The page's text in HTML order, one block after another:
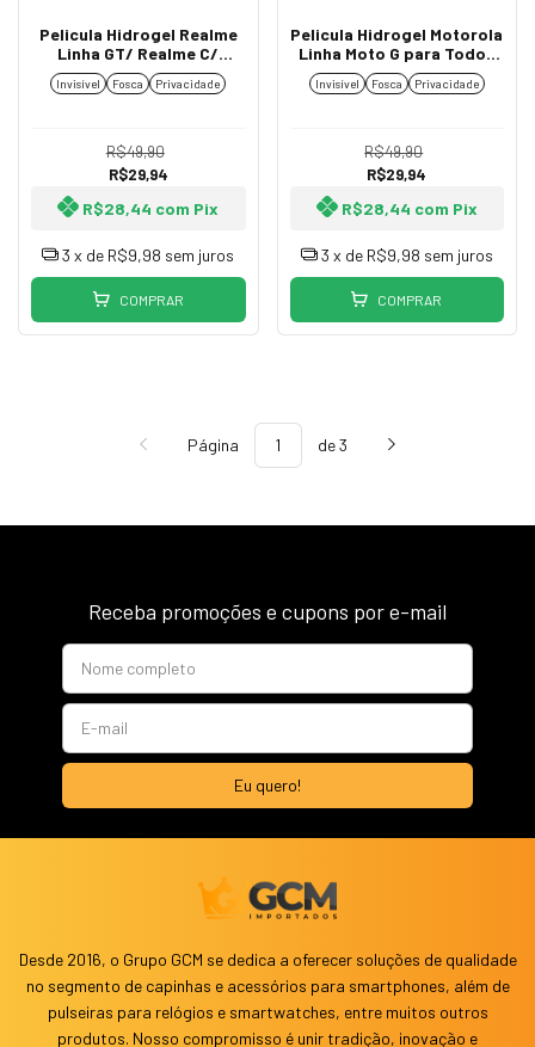
Pelicula Hidrogel Realme
Linha GT/ Realme C/
Realme Linha Narzo para
Todos Modelos Invisível,
Invisível Fosca Privacidade
R$49,90
R$29,94
R$28,44 com Pix
3 x de R$9,98 sem juros
COMPRAR
Pelicula Hidrogel Motorola
Linha Moto G para Todos
Modelos Invisível, Fosca
ou Privacidade
Invisível Fosca Privacidade
R$49,90
R$29,94
R$28,44 com Pix
3 x de R$9,98 sem juros
COMPRAR
Página de 3
Receba promoções e cupons por e-mail
Desde 2016, o Grupo GCM se dedica a oferecer soluções de qualidade
no segmento de capinhas e acessórios para smartphones, além de
pulseiras para relógios e smartwatches, entre muitos outros
produtos. Nosso compromisso é unir tradição, inovação e